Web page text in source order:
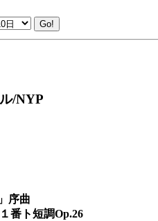
/NYP
序曲
番ト短調Op.26